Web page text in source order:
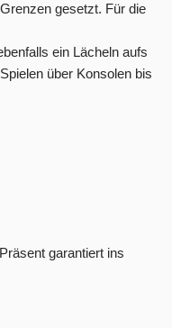
gesetzt. Für die
ein Lächeln aufs
über Konsolen bis
garantiert ins